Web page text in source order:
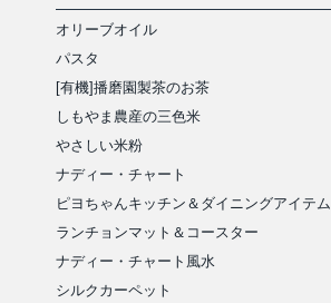
オリーブオイル
パスタ
[有機]播磨園製茶のお茶
しもやま農産の三色米
やさしい米粉
ナディー・チャート
ピヨちゃんキッチン＆ダイニングアイテム
ランチョンマット＆コースター
ナディー・チャート風水
シルクカーペット